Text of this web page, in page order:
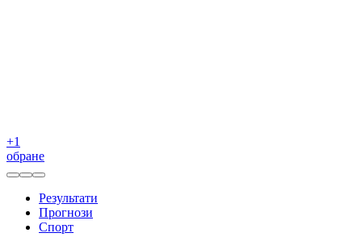
+1
обране
Результати
Прогнози
Спорт